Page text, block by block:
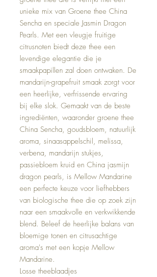
unieke mix van Groene thee China
Sencha en speciale Jasmin Dragon
Pearls. Met een vleugje fruitige
citrusnoten biedt deze thee een
levendige elegantie die je
smaakpapillen zal doen ontwaken. De
mandarijn-grapefruit smaak zorgt voor
een heerlijke, verfrissende ervaring
bij elke slok. Gemaakt van de beste
ingrediënten, waaronder groene thee
China Sencha, goudsbloem, natuurlijk
aroma, sinaasappelschil, melissa,
verbena, mandarijn stukjes,
passiebloem kruid en China jasmijn
dragon pearls, is Mellow Mandarine
een perfecte keuze voor liefhebbers
van biologische thee die op zoek zijn
naar een smaakvolle en verkwikkende
blend. Beleef de heerlijke balans van
bloemige tonen en citrusachtige
aroma's met een kopje Mellow
Mandarine.
Losse theeblaadjes